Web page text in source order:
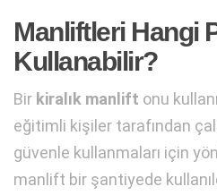
Manliftleri Hangi
Kullanabilir?
Bir kiralık manlift onu
eğitimli kişiler tarafından
güvenle kullanmaları için
manlift bir şantiyede